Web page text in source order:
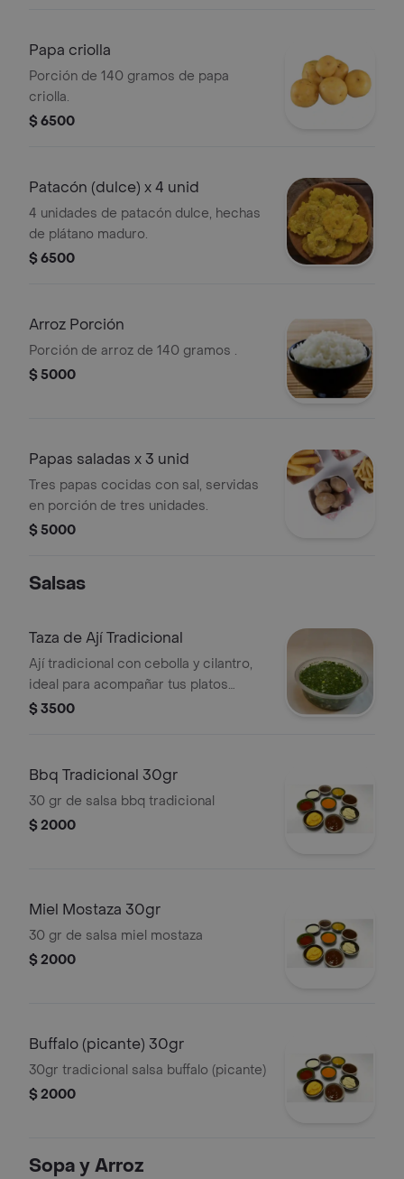
Papa criolla
Porción de 140 gramos de papa
criolla.
$ 6500
Patacón (dulce) x 4 unid
4 unidades de patacón dulce, hechas
de plátano maduro.
$ 6500
Arroz Porción
Porción de arroz de 140 gramos .
$ 5000
Papas saladas x 3 unid
Tres papas cocidas con sal, servidas
en porción de tres unidades.
$ 5000
Salsas
Taza de Ají Tradicional
Ají tradicional con cebolla y cilantro,
ideal para acompañar tus platos
favoritos.
$ 3500
Bbq Tradicional 30gr
30 gr de salsa bbq tradicional
$ 2000
Miel Mostaza 30gr
30 gr de salsa miel mostaza
$ 2000
Buffalo (picante) 30gr
30gr tradicional salsa buffalo (picante)
$ 2000
Sopa y Arroz